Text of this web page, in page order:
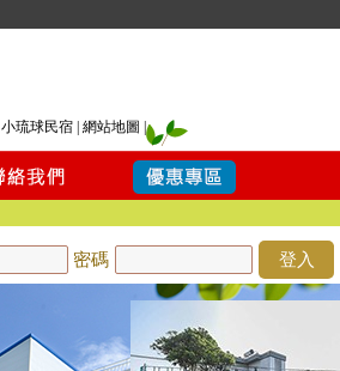
小琉球民宿 網站地圖
密碼 登入